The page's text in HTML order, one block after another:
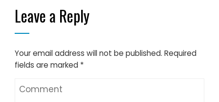
Leave a Reply
Your email address will not be published. Required
fields are marked *